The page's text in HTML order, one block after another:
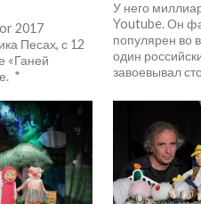
2017
Песах, с 12
«Ганей
*
У него
Youtube. Он
популярен во
один
завоевывал